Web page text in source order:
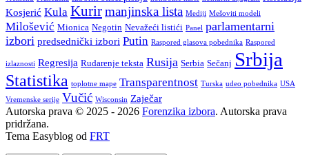
Kosjerić Kula Kurirmanjinska lista Mediji Mešoviti modeli
Milošević Mionica Negotin Nevažeći listići Panel parlamentarni
izbori predsednički izbori Putin Raspored glasova pobednika Raspored
izlaznosti Regresija Rudarenje teksta Rusija Serbia Sečanj Srbija
Statistika toplotne mape Transparentnost Turska udeo pobednika USA
Vremenske serije Vučić Wisconsin Zaječar
Autorska prava © 2025 - 2026 Forenzika izbora. Autorska prava
pridržana.
Tema Easyblog od FRT